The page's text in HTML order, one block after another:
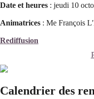
Date et heures : jeudi 10
Animatrices : Me François
Rediffusion
Calendrier des